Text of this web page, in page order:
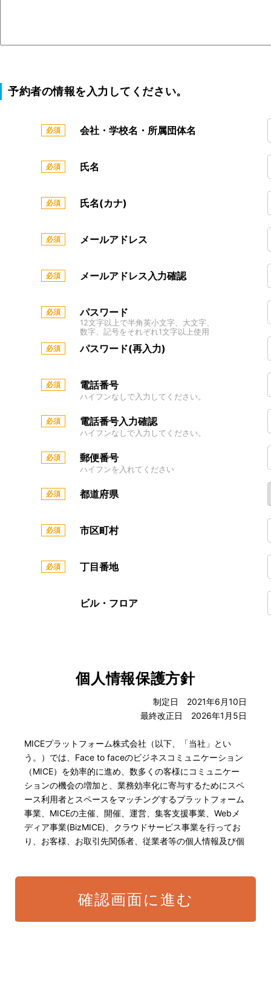
予約者の情報を入力してください。
会社・学校名・所属団体名
氏名
氏名(カナ)
メールアドレス
メールアドレス入力確認
パスワード
12文字以上で半角英小文字、大文字、
数字、記号をそれぞれ1文字以上使用
パスワード(再入力)
電話番号
ハイフンなしで入力してください。
電話番号入力確認
ハイフンなしで入力してください。
郵便番号
ハイフンを入れてください
都道府県
市区町村
丁目番地
ビル・フロア
個人情報保護方針
制定日 2021年6月10日
最終改正日 2026年1月5日
MICEプラットフォーム株式会社（以下、「当社」とい
う。）では、Face to faceのビジネスコミュニケーション
（MICE）を効率的に進め、数多くの客様にコミュニケー
ションの機会の増加と、業務効率化に寄与するためにスペ
ース利用者とスペースをマッチングするプラットフォーム
事業、MICEの主催、開催、運営、集客支援事業、Webメ
ディア事業(BizMICE)、クラウドサービス事業を行ってお
り、お客様、お取引先関係者、従業者等の個人情報及び個
保護、個人情報に関する法規制等を遵守致します。 また、
以下に示す方針を具現化するための個人情報保護マネジメ
ントシステムを構築し、最新のIT技術の動向、社会的要請
確認画面に進む